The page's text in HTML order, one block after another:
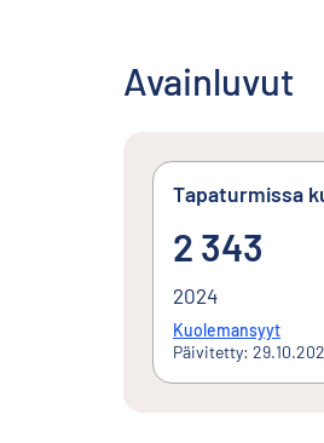
Avainluvut
Tapaturmissa
2 343
2 343
2024
Kuolemansyyt
Päivitetty: